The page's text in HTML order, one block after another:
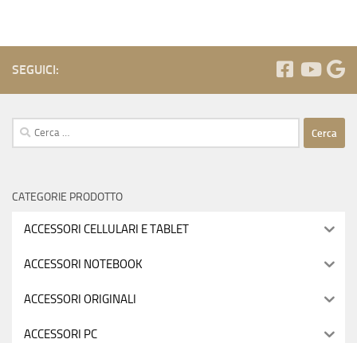
SEGUICI:
Ricerca
per:
CATEGORIE PRODOTTO
ACCESSORI CELLULARI E TABLET
ACCESSORI NOTEBOOK
ACCESSORI ORIGINALI
ACCESSORI PC